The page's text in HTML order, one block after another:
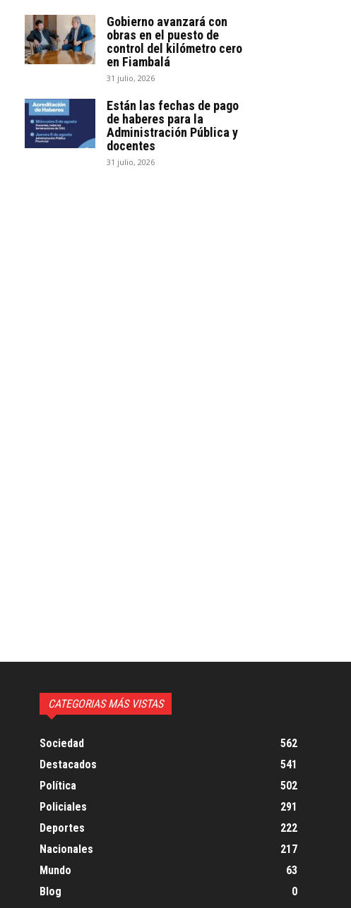
Gobierno avanzará con
obras en el puesto de
control del kilómetro cero
en Fiambalá
31 julio, 2026
Están las fechas de pago
de haberes para la
Administración Pública y
docentes
31 julio, 2026
CATEGORIAS MÁS VISTAS
Sociedad
562
Destacados
541
Política
502
Policiales
291
Deportes
222
Nacionales
217
Mundo
63
Blog
0